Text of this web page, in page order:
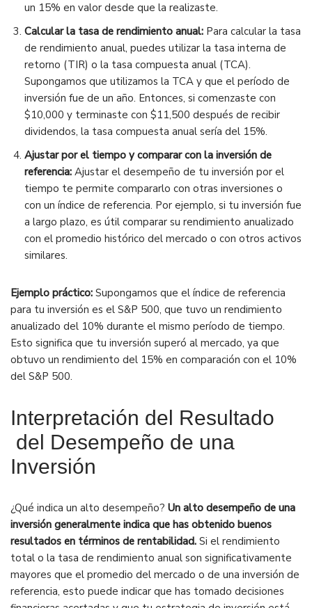
un 15% en valor desde que la realizaste.
Calcular la tasa de rendimiento anual: Para calcular la tasa
de rendimiento anual, puedes utilizar la tasa interna de
retorno (TIR) o la tasa compuesta anual (TCA).
Supongamos que utilizamos la TCA y que el período de
inversión fue de un año. Entonces, si comenzaste con
$10,000 y terminaste con $11,500 después de recibir
dividendos, la tasa compuesta anual sería del 15%.
Ajustar por el tiempo y comparar con la inversión de
referencia: Ajustar el desempeño de tu inversión por el
tiempo te permite compararlo con otras inversiones o
con un índice de referencia. Por ejemplo, si tu inversión fue
a largo plazo, es útil comparar su rendimiento anualizado
con el promedio histórico del mercado o con otros activos
similares.
Ejemplo práctico: Supongamos que el índice de referencia
para tu inversión es el S&P 500, que tuvo un rendimiento
anualizado del 10% durante el mismo período de tiempo.
Esto significa que tu inversión superó al mercado, ya que
obtuvo un rendimiento del 15% en comparación con el 10%
del S&P 500.
Interpretación del Resultado
del Desempeño de una
Inversión
¿Qué indica un alto desempeño? Un alto desempeño de una
inversión generalmente indica que has obtenido buenos
resultados en términos de rentabilidad. Si el rendimiento
total o la tasa de rendimiento anual son significativamente
mayores que el promedio del mercado o de una inversión de
referencia, esto puede indicar que has tomado decisiones